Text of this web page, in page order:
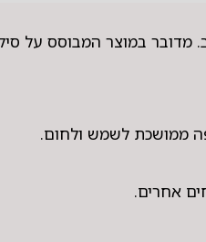
מדובר במוצר המבוסס על
ממושכת לשמש ולחום.
אחרים.